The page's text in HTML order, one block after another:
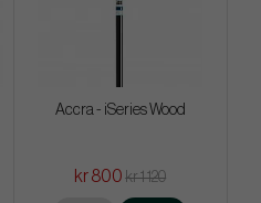
Accra - iSeries Wood
kr 800 kr 1 120